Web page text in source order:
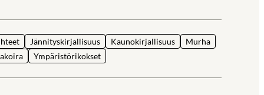
Jännityskirjallisuus Kaunokirjallisuus
Murha
Ympäristörikokset